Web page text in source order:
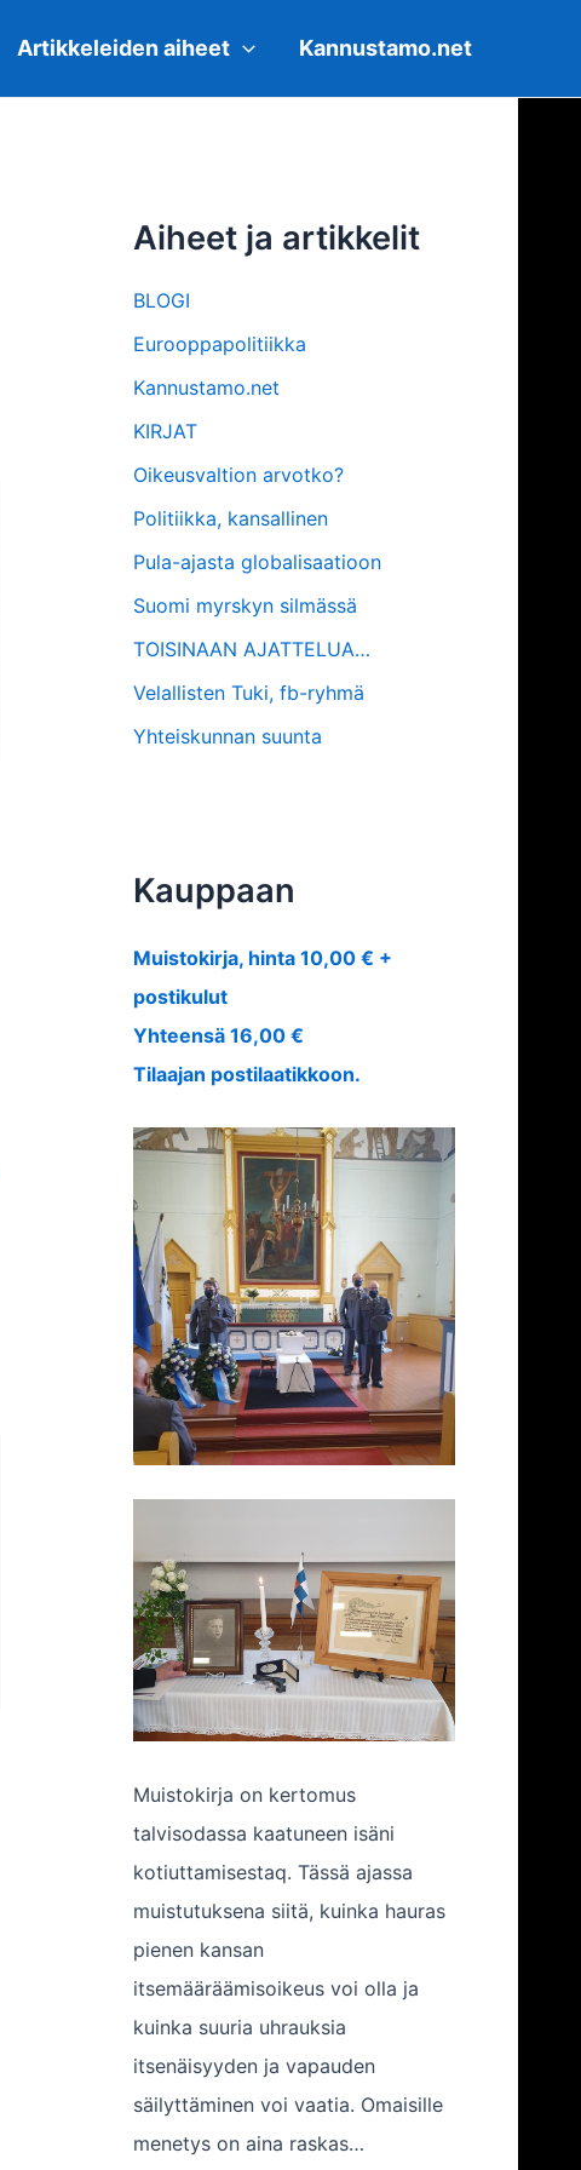
Artikkeleiden aiheet Kannustamo.net
Aiheet ja artikkelit
BLOGI
Eurooppapolitiikka
Kannustamo.net
KIRJAT
Oikeusvaltion arvotko?
Politiikka, kansallinen
Pula-ajasta globalisaatioon
Suomi myrskyn silmässä
TOISINAAN AJATTELUA…
Velallisten Tuki, fb-ryhmä
Yhteiskunnan suunta
Kauppaan
Muistokirja, hinta 10,00 € +
postikulut
Yhteensä 16,00 €
Tilaajan postilaatikkoon.
Muistokirja on kertomus
talvisodassa kaatuneen isäni
kotiuttamisestaq. Tässä ajassa
muistutuksena siitä, kuinka hauras
pienen kansan
itsemääräämisoikeus voi olla ja
kuinka suuria uhrauksia
itsenäisyyden ja vapauden
säilyttäminen voi vaatia. Omaisille
menetys on aina raskas…